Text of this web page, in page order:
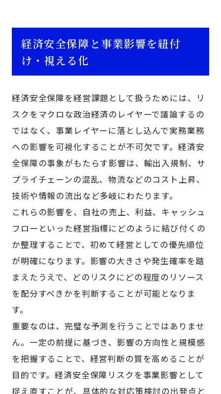
経済安全保障と事業影響を紐付
け・視える化
経済安全保障を経営課題として扱うためには、リ
スクをマクロな政治経済のレイヤーで議論するの
ではなく、事業レイヤーに落とし込んで実務業務
への影響を可視化することが不可欠です。経済安
全保障の事象がもたらす影響は、輸出入規制、サ
プライチェーンの混乱、物流などのコスト上昇、
技術や情報の流出など多岐にわたります。
これらの影響を、自社の売上、利益、キャッシュ
フローといった経営指標にどのように結び付くの
か整理することで、初めて経営としての優先順位
が明確になります。影響の大きさや発生確率を踏
まえたうえで、どのリスクにどの程度のリソース
を配分すべきかを判断することが可能となりま
す。
重要なのは、完璧な予測を行うことではありませ
ん。一定の前提に基づき、影響の方向性と規模感
を把握することで、経営判断の質を高めることが
目的です。経済安全保障リスクを事業影響として
捉え直すことが、具体的な対応策検討の出発点と